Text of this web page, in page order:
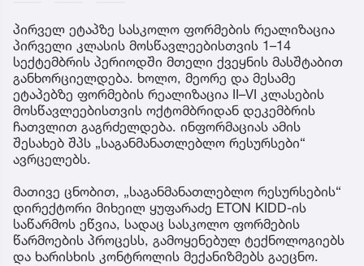
პირველ ეტაპზე სასკოლო ფორმების რეალიზაცია
პირველი კლასის მოსწავლეებისთვის 1–14
სექტემბრის პერიოდში მთელი ქვეყნის მასშტაბით
განხორციელდება. ხოლო, მეორე და მესამე
ეტაპებზე ფორმების რეალიზაცია II–VI კლასების
მოსწავლეებისთვის ოქტომბრიდან დეკემბრის
ჩათვლით გაგრძელდება. ინფორმაციას ამის
შესახებ შპს „საგანმანათლებლო რესურსები“
ავრცელებს.
მათივე ცნობით, „საგანმანათლებლო რესურსების“
დირექტორი მიხეილ ყუფარაძე ETON KIDD-ის
საწარმოს ეწვია, სადაც სასკოლო ფორმების
წარმოების პროცესს, გამოყენებულ ტექნოლოგიებს
და ხარისხის კონტროლის მექანიზმებს გაეცნო.